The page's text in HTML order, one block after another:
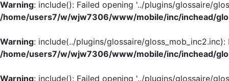
Warning: include(): Failed opening '../plugins/glossaire/
/home/users7/w/wjw7306/www/mobile/inc/inchead/
Warning: include(../plugins/glossaire/
/home/users7/w/wjw7306/www/mobile/inc/inchead/
Warning: include(): Failed opening '../plugins/glossaire/